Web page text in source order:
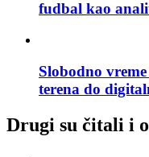
fudbal kao
Slobodno
terena do
Drugi su čitali i